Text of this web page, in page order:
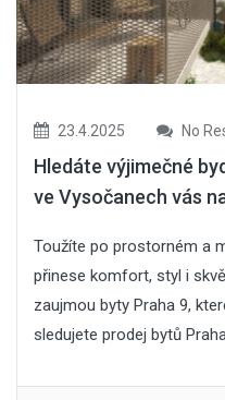
23.4.2025 No
Hledáte výjimečné
ve Vysočanech vás
Toužíte po prostorném a
přinese komfort, styl i
zaujmou byty Praha 9,
sledujete prodej bytů